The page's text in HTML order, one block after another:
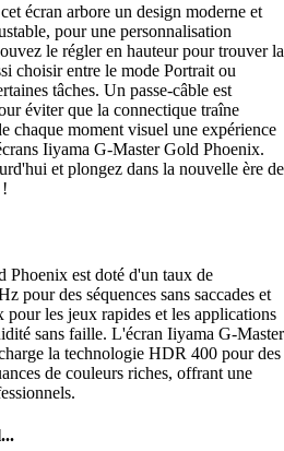
écran arbore un design moderne et
pour une personnalisation
le régler en hauteur pour trouver la
choisir entre le mode Portrait ou
tâches. Un passe-câble est
éviter que la connectique traîne
chaque moment visuel une expérience
Iiyama G-Master Gold Phoenix.
et plongez dans la nouvelle ère de
est doté d'un taux de
pour des séquences sans saccades et
pour les jeux rapides et les applications
sans faille. L'écran Iiyama G-Master
la technologie HDR 400 pour des
de couleurs riches, offrant une